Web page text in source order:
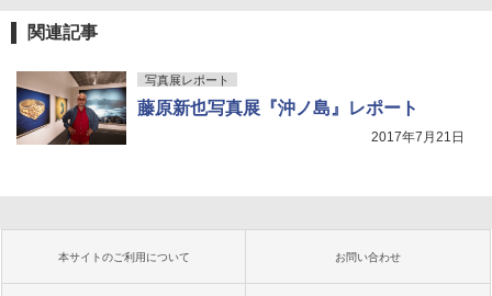
関連記事
写真展レポート
藤原新也写真展『沖ノ島』レポート
2017年7月21日
本サイトのご利用について お問い合わせ